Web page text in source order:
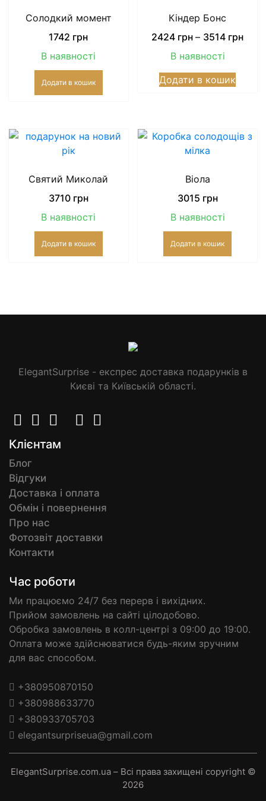
Солодкий момент
1742 грн
В наявності
Додати в кошик
Кіндер Бонс
2424 грн– 3514 грнPrice
В наявності
Додати в кошик
Святий Миколай
3710грн
В наявності
Додати в кошик
Віола
3015 грн
В наявності
Додати в кошик
ElegantSurprise - експрес доставка подарунків в
Києві та Київській області.
Клієнтам
Блог
Відгуки
Доставка і оплата
Обмін і повернення
Про нас
Фотозвіт доставки
Контакти
Час роботи
Ми працюємо 24/7 без перерв і вихідних.
Прийом замовлень на сайті цілодобово.
Обробка замовлень в колл-центрі з 09:00 до 19:00.
Оплата може здійснюватися будь-яким зручним
для вас способом.
+380950870150
+380988633770
+380933705703
elegantsurpriseua@gmail.com
ElegantSurprise.com.ua – Всі права захищені copyright ©
2026